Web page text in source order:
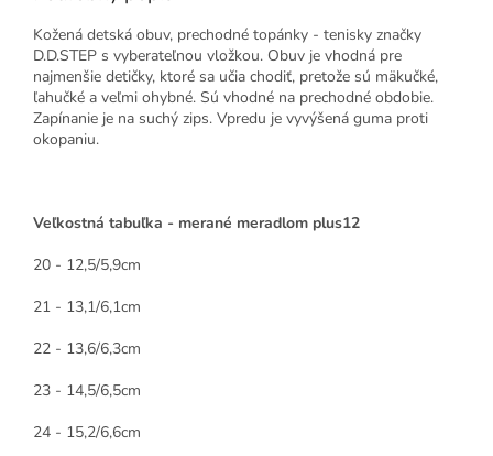
Kožená detská obuv, prechodné topánky - tenisky značky
D.D.STEP s vyberateľnou vložkou. Obuv je vhodná pre
najmenšie detičky, ktoré sa učia chodiť, pretože sú mäkučké,
ľahučké a veľmi ohybné. Sú vhodné na prechodné obdobie.
Zapínanie je na suchý zips. Vpredu je vyvýšená guma proti
okopaniu.
Veľkostná tabuľka - merané meradlom plus12
20 - 12,5/5,9cm
21 - 13,1/6,1cm
22 - 13,6/6,3cm
23 - 14,5/6,5cm
24 - 15,2/6,6cm